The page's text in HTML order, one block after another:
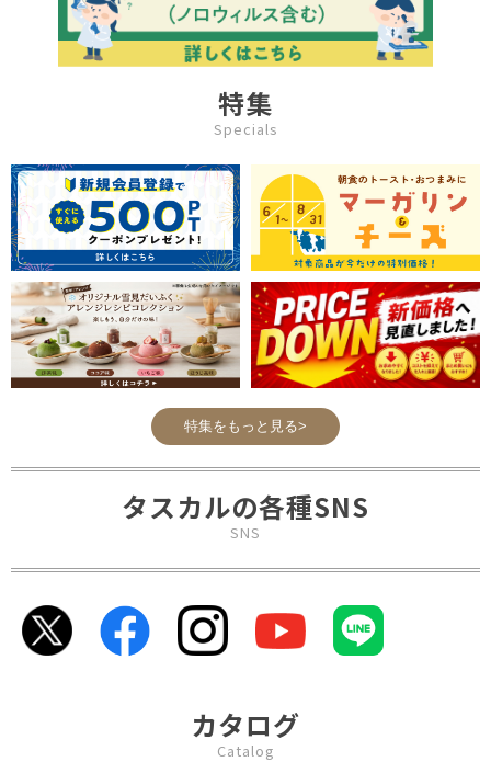
特集
Specials
特集をもっと見る>
タスカルの各種SNS
SNS
カタログ
Catalog